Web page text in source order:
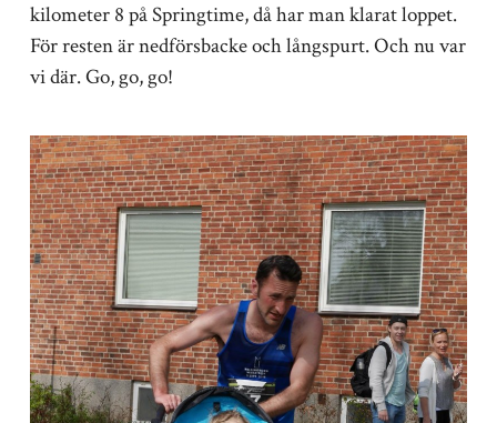
kilometer 8 på Springtime, då har man klarat loppet.
För resten är nedförsbacke och långspurt. Och nu var
vi där. Go, go, go!